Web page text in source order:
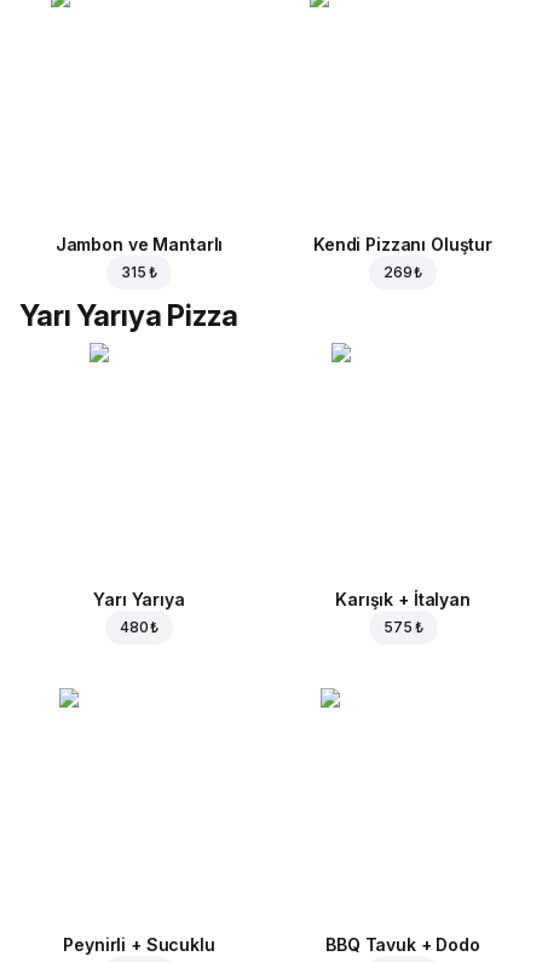
Jambon ve Mantarlı
315 ₺
Kendi Pizzanı Oluştur
269 ₺
Yarı Yarıya Pizza
Yarı Yarıya
480 ₺
Karışık + İtalyan
575 ₺
Peynirli + Sucuklu BBQ Tavuk + Dodo